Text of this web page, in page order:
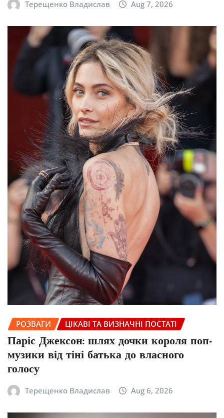
Терещенко Владислав Aug 7, 2026
РОЗВАГИ ЦІКАВІ ТА ВИЗНАЧНІ ПОСТАТІ
Паріс Джексон: шлях дочки короля поп-
музики від тіні батька до власного
голосу
Терещенко Владислав Aug 6, 2026